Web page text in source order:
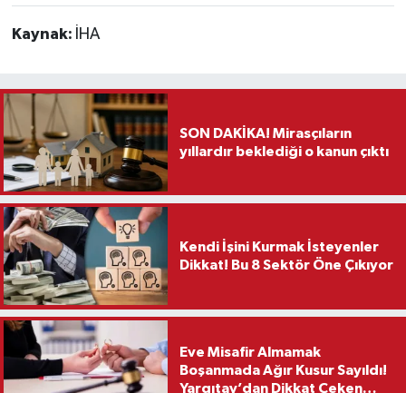
Kaynak: İHA
SON DAKİKA! Mirasçıların
yıllardır beklediği o kanun çıktı
Kendi İşini Kurmak İsteyenler
Dikkat! Bu 8 Sektör Öne Çıkıyor
Eve Misafir Almamak
Boşanmada Ağır Kusur Sayıldı!
Yargıtay’dan Dikkat Çeken